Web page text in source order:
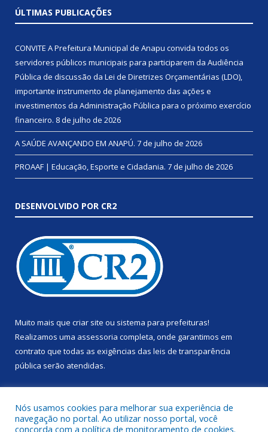
ÚLTIMAS PUBLICAÇÕES
CONVITE A Prefeitura Municipal de Anapu convida todos os
servidores públicos municipais para participarem da Audiência
Pública de discussão da Lei de Diretrizes Orçamentárias (LDO),
importante instrumento de planejamento das ações e
investimentos da Administração Pública para o próximo exercício
financeiro. 8 de julho de 2026
A SAÚDE AVANÇANDO EM ANAPÚ. 7 de julho de 2026
PROAAF | Educação, Esporte e Cidadania. 7 de julho de 2026
DESENVOLVIDO POR CR2
Muito mais que criar site ou sistema para prefeituras!
Realizamos uma assessoria completa, onde garantimos em
contrato que todas as exigências das leis de transparência
pública serão atendidas.
Nós usamos cookies para melhorar sua experiência de
navegação no portal. Ao utilizar nosso portal, você
concorda com a política de monitoramento de cookies.